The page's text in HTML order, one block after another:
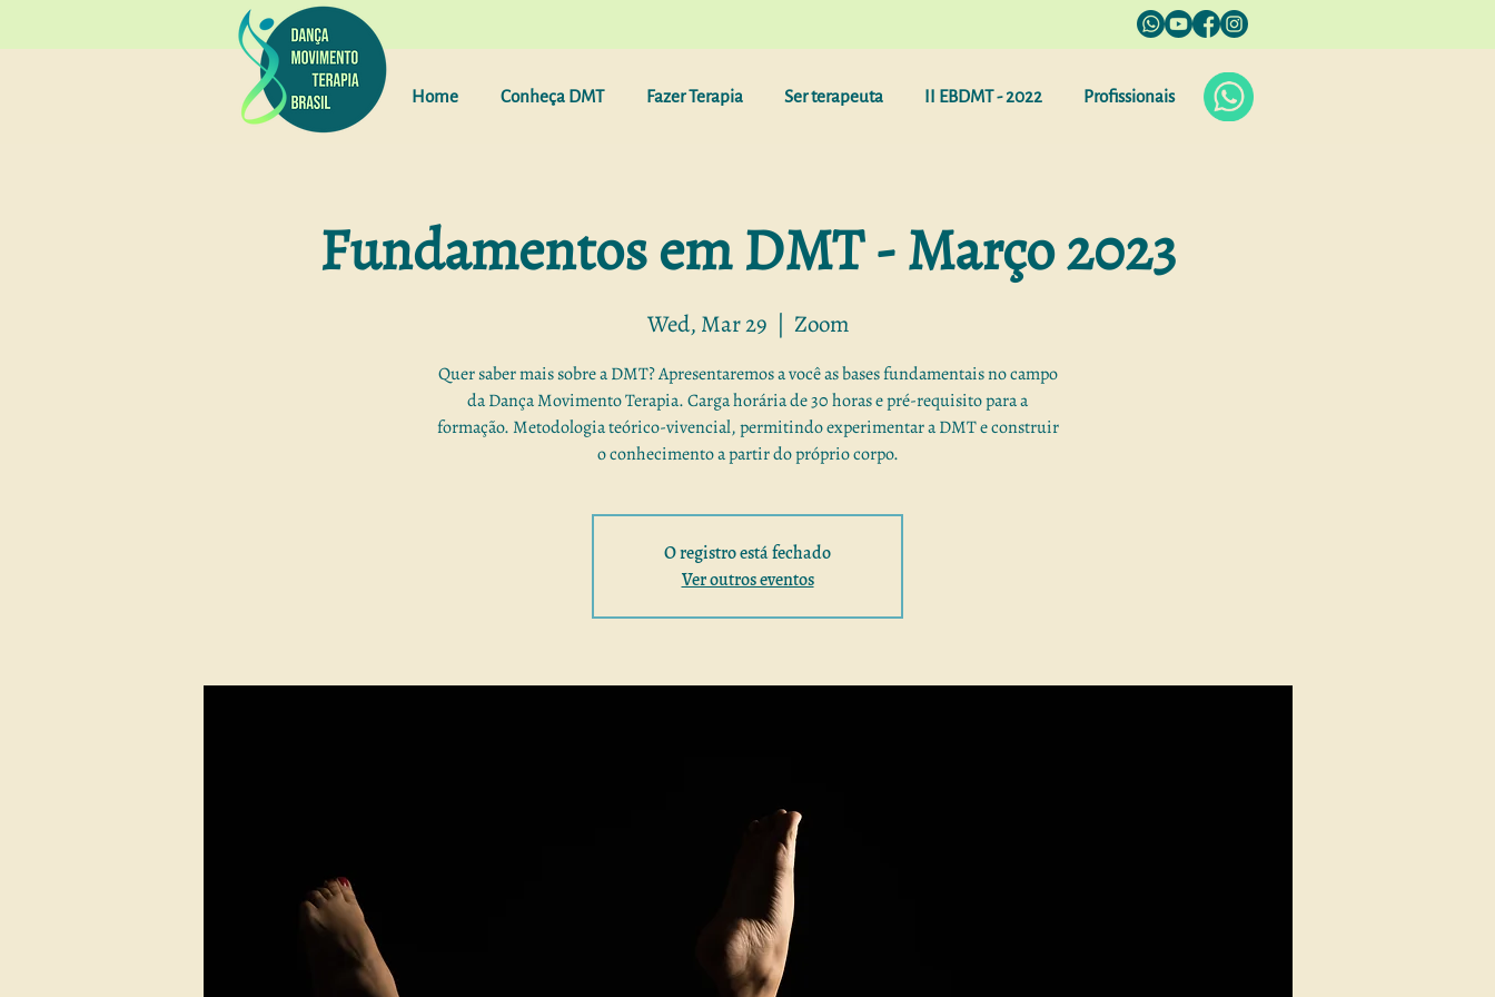
Home Conheça DMT Fazer Terapia Ser terapeuta II EBDMT - 2022 Profissionais
Fundamentos em DMT - Março 2023
Wed, Mar 29
  |
Zoom
Quer saber mais sobre a DMT? Apresentaremos a você as bases fundamentais no campo
da Dança Movimento Terapia. Carga horária de 30 horas e pré-requisito para a
formação. Metodologia teórico-vivencial, permitindo experimentar a DMT e construir
o conhecimento a partir do próprio corpo.
O registro está fechado
Ver outros eventos